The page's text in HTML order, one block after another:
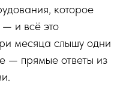
которое
— и всё это
месяца слышу одни
— прямые ответы из